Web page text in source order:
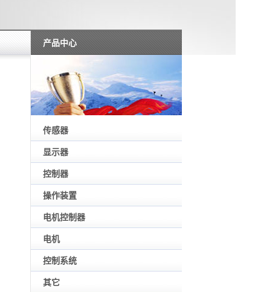
产品中心
传感器
显示器
控制器
操作装置
电机控制器
电机
控制系统
其它